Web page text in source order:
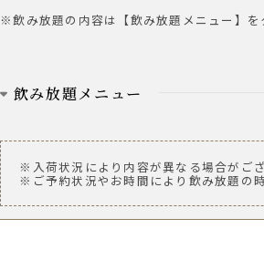
ワイン
日本酒
※冷 又は 燗でご用意
焼酎
・黒丸 黒（芋）
※飲み放題の内容は【飲み放題メニュー】を
飲み放題メニュー
ザ・プレミアム・モルツ 香るエール 樽
ウィスキー
※入荷状況により内容が異なる場合がござ
※ご予約状況やお時間により飲み放題の